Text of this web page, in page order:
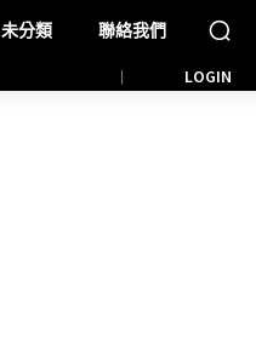
未分類 聯絡我們
LOGIN